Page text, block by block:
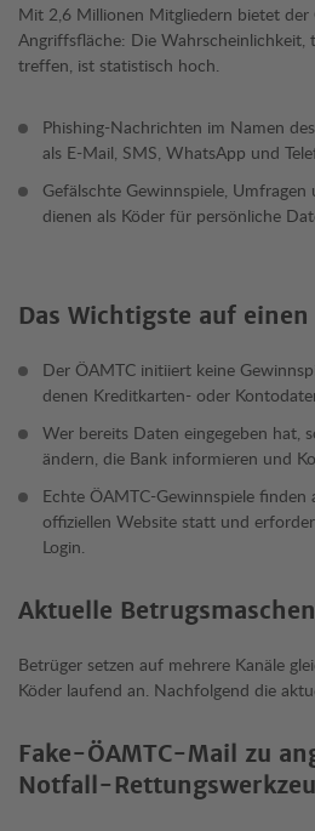
Mit 2,6 Millionen Mitgliedern bietet der
Angriffsfläche: Die Wahrscheinlichkeit,
treffen, ist statistisch hoch.
Phishing-Nachrichten im Namen
als E-Mail, SMS, WhatsApp und
Gefälschte Gewinnspiele,
dienen als Köder für persönliche
Das Wichtigste auf
Der ÖAMTC initiiert keine
denen Kreditkarten- oder
Wer bereits Daten eingegeben hat,
ändern, die Bank informieren und
Echte ÖAMTC-Gewinnspiele finden
offiziellen Website statt und
Login.
Aktuelle
Betrüger setzen auf mehrere Kanäle
Köder laufend an. Nachfolgend die
Fake-ÖAMTC-Mail zu
Notfall-